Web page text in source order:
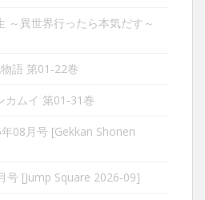
～異世界行ったら本気だす～
語 第01-22巻
カムイ 第01-31巻
08月号 [Gekkan Shonen
号 [Jump Square 2026-09]